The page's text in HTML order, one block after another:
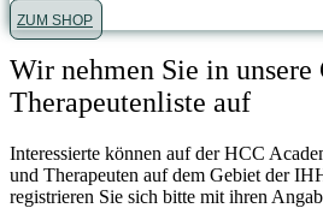
ZUM SHOP
Wir nehmen Sie in unsere
Therapeutenliste auf
Interessierte können auf der HCC
und Therapeuten auf dem Gebiet der
registrieren Sie sich bitte mit ihren